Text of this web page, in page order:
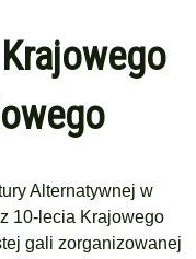
Alternatywnej w
10-lecia Krajowego
gali zorganizowanej